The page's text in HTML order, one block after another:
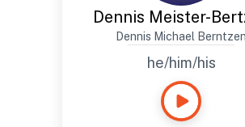
Dennis Meister-
Dennis Michael Berntzen
he/him/his